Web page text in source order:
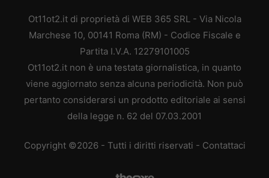
Ot11ot2.it di proprietà di WEB 365 SRL - Via Nicola
Marchese 10, 00141 Roma (RM) - Codice Fiscale e
Partita I.V.A. 12279101005
Ot11ot2.it non è una testata giornalistica, in quanto
viene aggiornato senza alcuna periodicità. Non può
pertanto considerarsi un prodotto editoriale ai sensi
della legge n. 62 del 07.03.2001
Copyright ©2026 - Tutti i diritti riservati - Contattaci